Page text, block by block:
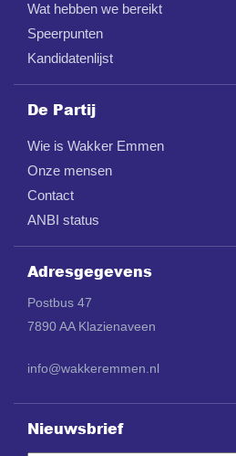
Wat hebben we bereikt
Speerpunten
Kandidatenlijst
De Partij
Wie is Wakker Emmen
Onze mensen
Contact
ANBI status
Adresgegevens
Postbus 47
7890 AA Klazienaveen
info@wakkeremmen.nl
Nieuwsbrief